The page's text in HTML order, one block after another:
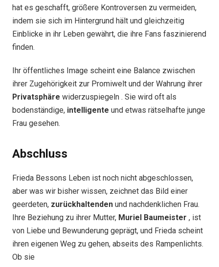
hat es geschafft, größere Kontroversen zu vermeiden,
indem sie sich im Hintergrund hält und gleichzeitig
Einblicke in ihr Leben gewährt, die ihre Fans faszinierend
finden.
Ihr öffentliches Image scheint eine Balance zwischen
ihrer Zugehörigkeit zur Promiwelt und der Wahrung ihrer
Privatsphäre widerzuspiegeln . Sie wird oft als
bodenständige, intelligente und etwas rätselhafte junge
Frau gesehen.
Abschluss
Frieda Bessons Leben ist noch nicht abgeschlossen,
aber was wir bisher wissen, zeichnet das Bild einer
geerdeten, zurückhaltenden und nachdenklichen Frau.
Ihre Beziehung zu ihrer Mutter, Muriel Baumeister , ist
von Liebe und Bewunderung geprägt, und Frieda scheint
ihren eigenen Weg zu gehen, abseits des Rampenlichts.
Ob sie